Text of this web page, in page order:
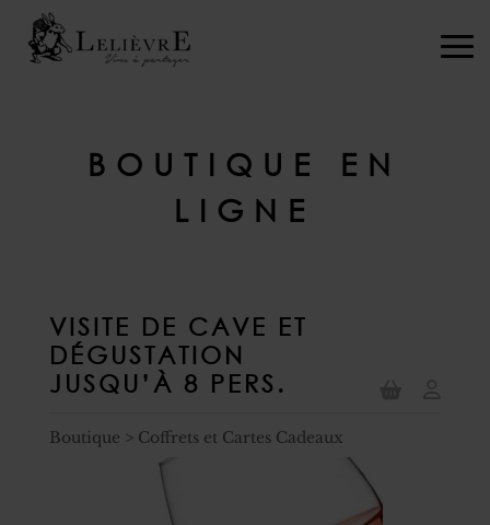
BOUTIQUE EN
LIGNE
VISITE DE CAVE ET
DÉGUSTATION
JUSQU’À 8 PERS.
Boutique > Coffrets et Cartes Cadeaux